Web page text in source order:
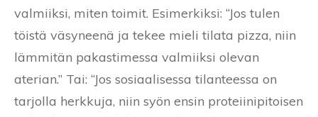
valmiiksi, miten toimit. Esimerkiksi: “Jos tulen
töistä väsyneenä ja tekee mieli tilata pizza, niin
lämmitän pakastimessa valmiiksi olevan
aterian.” Tai: “Jos sosiaalisessa tilanteessa on
tarjolla herkkuja, niin syön ensin proteiinipitoisen